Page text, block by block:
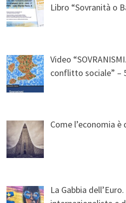
Libro “Sovranità o
Video
conflitto sociale” –
Come l’economia
La Gabbia